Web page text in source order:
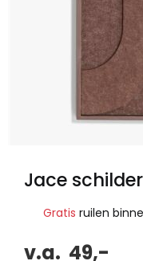
Jace
Gratis ruilen
v.a. 49,-